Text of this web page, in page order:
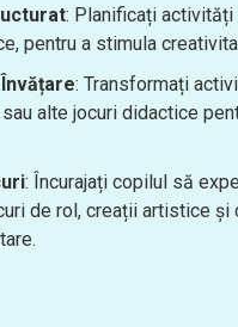
: Planificați
pentru a stimula
: Transformați
alte jocuri didactice
: Încurajați copilul să
de rol, creații artistice